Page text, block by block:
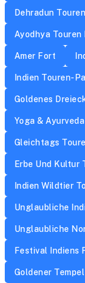
Dehradun
Ayodhya
Amer Fort
Indien Touren-
Goldenes
Yoga &
Gleichtags
Erbe Und Kultur
Indien Wildtier
Unglaubliche
Unglaubliche
Festival Indiens
Goldener